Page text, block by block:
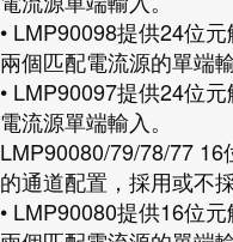
• LMP90098提供24位
兩個匹配電流源的單端
• LMP90097提供24位
電流源單端輸入。
LMP90080/79/78/77
的通道配置，採用或不
• LMP90080提供16位